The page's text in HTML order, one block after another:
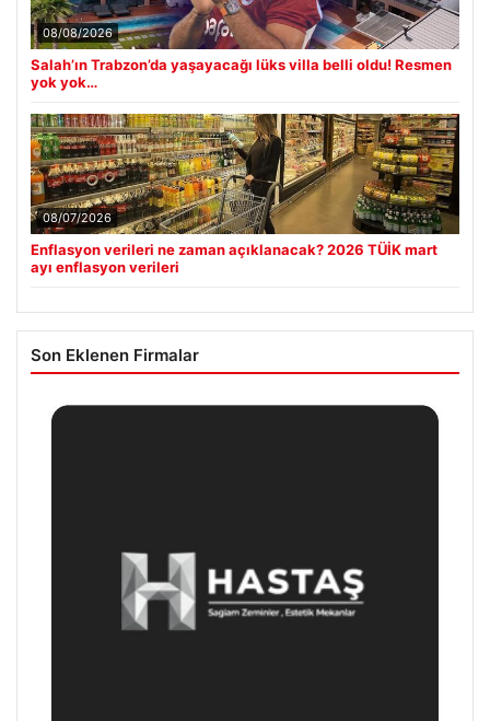
08/08/2026
Salah’ın Trabzon’da yaşayacağı lüks villa belli oldu! Resmen
yok yok…
08/07/2026
Enflasyon verileri ne zaman açıklanacak? 2026 TÜİK mart
ayı enflasyon verileri
Son Eklenen Firmalar